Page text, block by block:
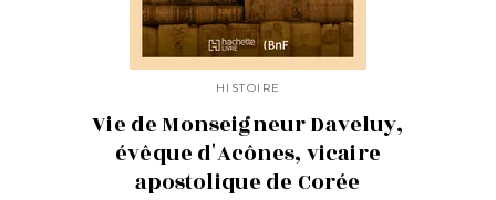
HISTOIRE
Vie de Monseigneur Daveluy,
évêque d'Acônes, vicaire
apostolique de Corée